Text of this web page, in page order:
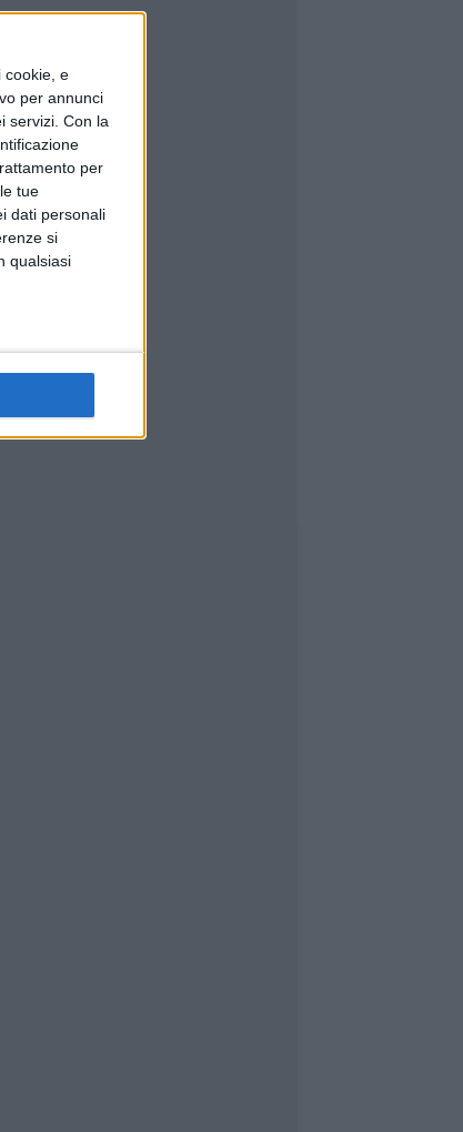
cookie, e
per annunci
servizi. Con la
per
tue
dati personali
si
qualsiasi